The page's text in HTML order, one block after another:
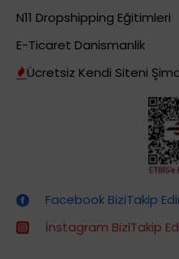
N11 Dropshipping Eğitimleri
E-Ticaret Danismanlik
Ücretsiz Kendi Siteni
Facebook BiziTakip
İnstagram BiziTakip